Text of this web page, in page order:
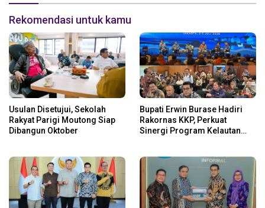
Rekomendasi untuk kamu
Usulan Disetujui, Sekolah
Rakyat Parigi Moutong Siap
Dibangun Oktober
Bupati Erwin Burase Hadiri
Rakornas KKP, Perkuat
Sinergi Program Kelautan